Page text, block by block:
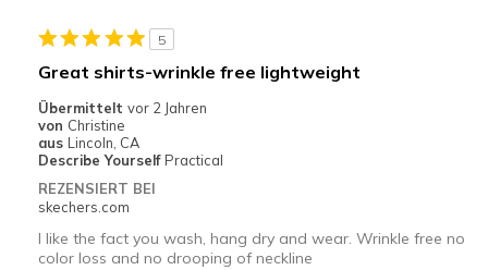
Casual Wear
Travel
Width
Sizing
5
Great shirts-wrinkle free lightweight
Übermittelt vor 2 Jahren
von Christine
aus Lincoln, CA
Describe Yourself Practical
REZENSIERT BEI
skechers.com
I like the fact you wash, hang dry and wear. Wrinkle free no
color loss and no drooping of neckline